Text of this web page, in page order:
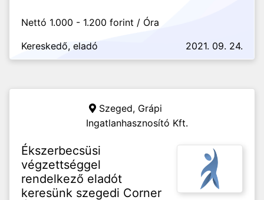
Nettó 1.000 - 1.200 forint / Óra
Kereskedő, eladó
2021. 09. 24.
Szeged, Grápi
Ingatlanhasznosító Kft.
Ékszerbecsüsi
végzettséggel
rendelkező eladót
keresünk szegedi Corner